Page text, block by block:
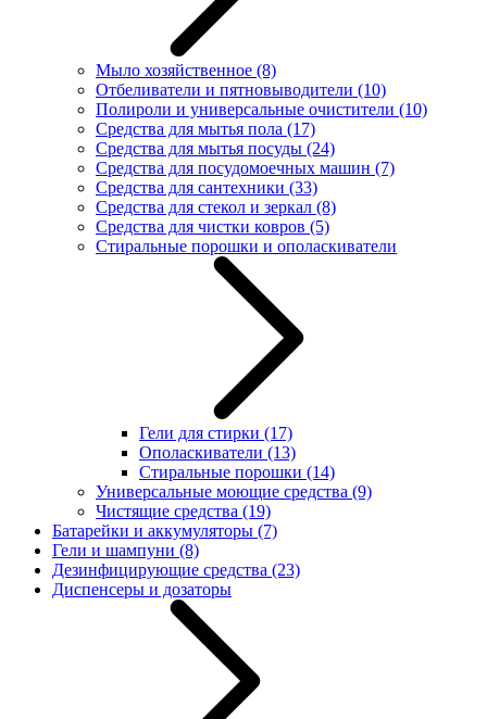
Мыло хозяйственное (8)
Отбеливатели и пятновыводители (10)
Полироли и универсальные очистители (10)
Средства для мытья пола (17)
Средства для мытья посуды (24)
Средства для посудомоечных машин (7)
Средства для сантехники (33)
Средства для стекол и зеркал (8)
Средства для чистки ковров (5)
Стиральные порошки и ополаскиватели
Гели для стирки (17)
Ополаскиватели (13)
Стиральные порошки (14)
Универсальные моющие средства (9)
Чистящие средства (19)
Батарейки и аккумуляторы (7)
Гели и шампуни (8)
Дезинфицирующие средства (23)
Диспенсеры и дозаторы